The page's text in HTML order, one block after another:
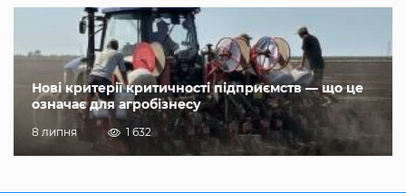
Нові критерії критичності підприємств — що це
означає для агробізнесу
8 липня 1 632